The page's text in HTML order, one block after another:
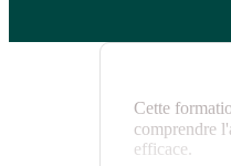
Cette
comprendre
efficace.